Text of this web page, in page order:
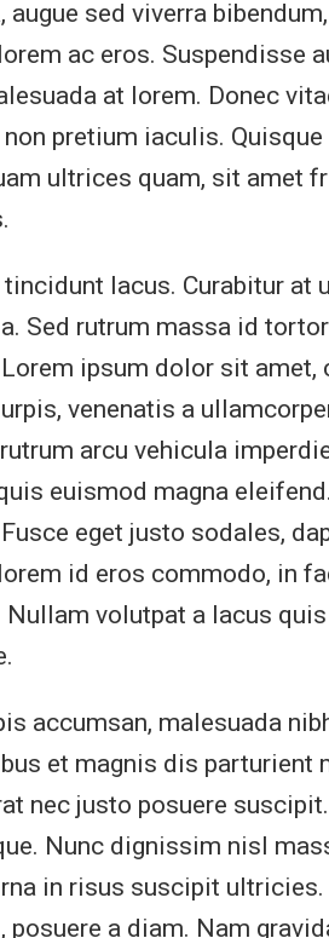
augue sed viverra
ac eros. Suspendisse
at lorem. Donec
pretium iaculis.
ultrices quam, sit amet
lacus. Curabitur at
Sed rutrum massa id
ipsum dolor sit
venenatis a
arcu vehicula
euismod magna
eget justo sodales,
id eros commodo, in
volutpat a lacus
accumsan, malesuada
et magnis dis parturient
nec justo posuere
Nunc dignissim nisl
in risus suscipit
posuere a diam. Nam